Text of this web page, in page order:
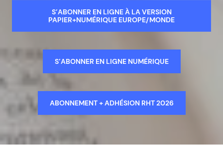
S’ABONNER EN LIGNE À LA VERSION
PAPIER+NUMÉRIQUE EUROPE/MONDE
S’ABONNER EN LIGNE NUMÉRIQUE
ABONNEMENT + ADHÉSION RHT 2026